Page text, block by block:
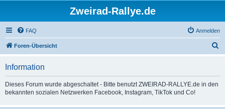
Zweirad-Rallye.de
FAQ Anmelden
Foren-Übersicht
Information
Dieses Forum wurde abgeschaltet - Bitte benutzt ZWEIRAD-RALLYE.de in den
bekannten sozialen Netzwerken Facebook, Instagram, TikTok und Co!